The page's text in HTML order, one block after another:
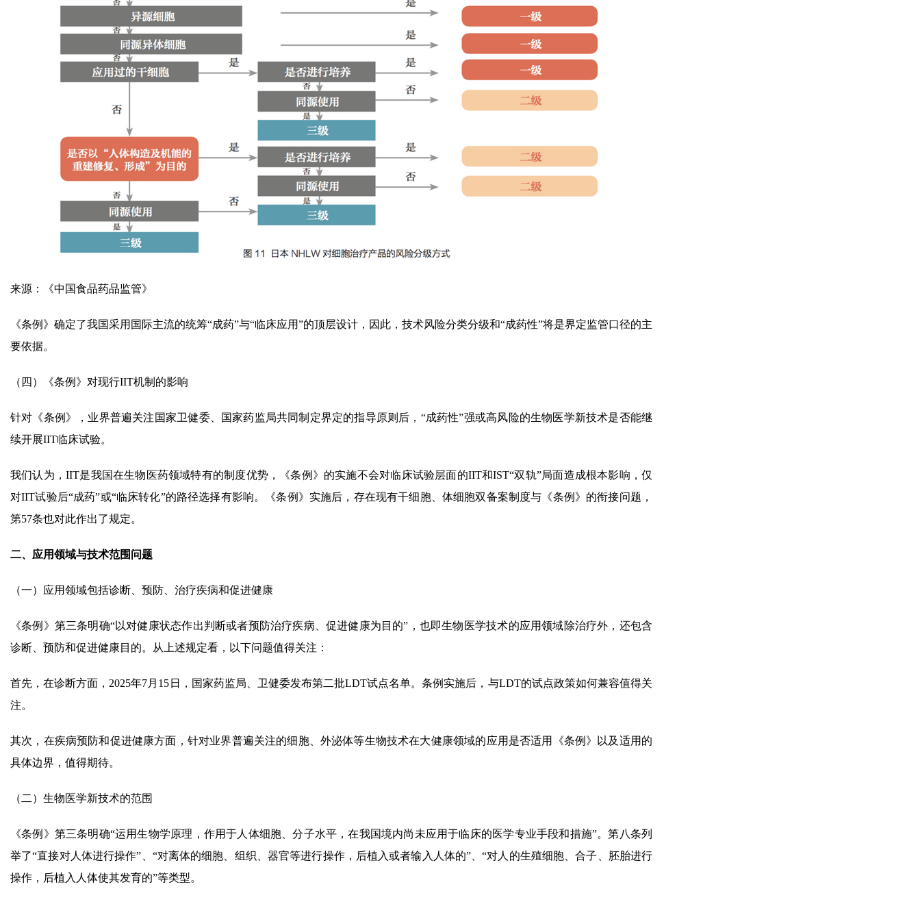
来源：《中国食品药品监管》
《条例》确定了我国采用国际主流的统筹“成药”与“临床应用”的顶层设计，因此，技术风险分类分级和“成药性”将是界定监管口径的主
要依据。
（四）《条例》对现行IIT机制的影响
针对《条例》，业界普遍关注国家卫健委、国家药监局共同制定界定的指导原则后，“成药性”强或高风险的生物医学新技术是否能继
续开展IIT临床试验。
我们认为，IIT是我国在生物医药领域特有的制度优势，《条例》的实施不会对临床试验层面的IIT和IST“双轨”局面造成根本影响，仅
对IIT试验后“成药”或“临床转化”的路径选择有影响。《条例》实施后，存在现有干细胞、体细胞双备案制度与《条例》的衔接问题，
第57条也对此作出了规定。
二、应用领域与技术范围问题
（一）应用领域包括诊断、预防、治疗疾病和促进健康
《条例》第三条明确“以对健康状态作出判断或者预防治疗疾病、促进健康为目的”，也即生物医学技术的应用领域除治疗外，还包含
诊断、预防和促进健康目的。从上述规定看，以下问题值得关注：
首先，在诊断方面，2025年7月15日，国家药监局、卫健委发布第二批LDT试点名单。条例实施后，与LDT的试点政策如何兼容值得关
注。
其次，在疾病预防和促进健康方面，针对业界普遍关注的细胞、外泌体等生物技术在大健康领域的应用是否适用《条例》以及适用的
具体边界，值得期待。
（二）生物医学新技术的范围
《条例》第三条明确“运用生物学原理，作用于人体细胞、分子水平，在我国境内尚未应用于临床的医学专业手段和措施”。第八条列
举了“直接对人体进行操作”、“对离体的细胞、组织、器官等进行操作，后植入或者输入人体的”、“对人的生殖细胞、合子、胚胎进行
操作，后植入人体使其发育的”等类型。